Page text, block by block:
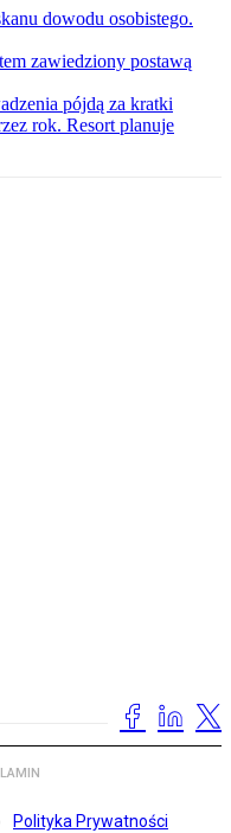
dowodu osobistego.
zawiedziony postawą
pójdą za kratki
rok. Resort planuje
Polityka Prywatności